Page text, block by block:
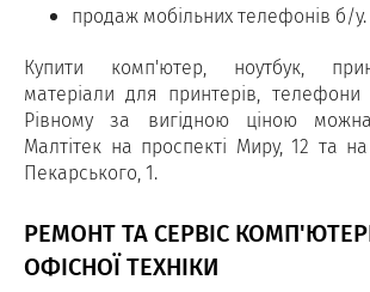
продаж мобільних телефонів б/у.
Купити комп'ютер, ноутбук,
матеріали для принтерів,
Рівному за вигідною ціною
Малтітек на проспекті Миру, 12 та
Пекарського, 1.
РЕМОНТ ТА СЕРВІС
ОФІСНОЇ ТЕХНІКИ